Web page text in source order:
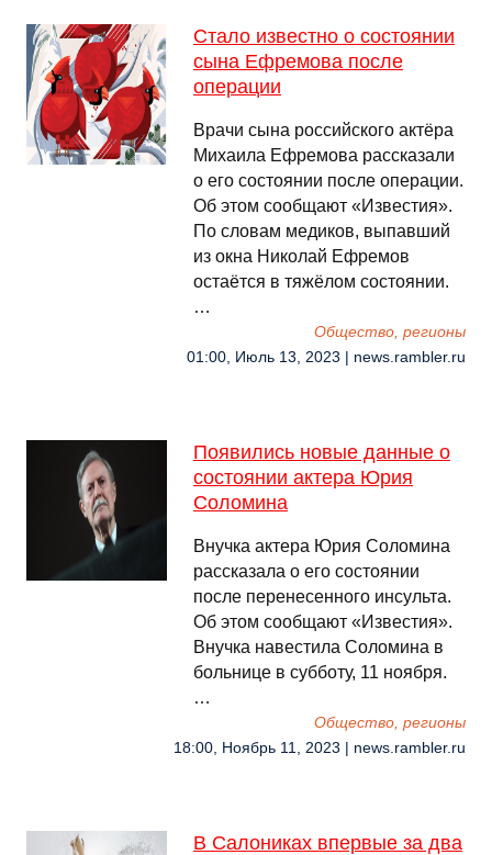
Стало известно о состоянии
сына Ефремова после
операции
Врачи сына российского актёра
Михаила Ефремова рассказали
о его состоянии после операции.
Об этом сообщают «Известия».
По словам медиков, выпавший
из окна Николай Ефремов
остаётся в тяжёлом состоянии.
…
Общество, регионы
01:00, Июль 13, 2023 | news.rambler.ru
Появились новые данные о
состоянии актера Юрия
Соломина
Внучка актера Юрия Соломина
рассказала о его состоянии
после перенесенного инсульта.
Об этом сообщают «Известия».
Внучка навестила Соломина в
больнице в субботу, 11 ноября.
…
Общество, регионы
18:00, Ноябрь 11, 2023 | news.rambler.ru
В Салониках впервые за два